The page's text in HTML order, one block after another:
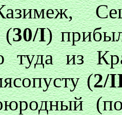
(30/I)
туда из
(2/